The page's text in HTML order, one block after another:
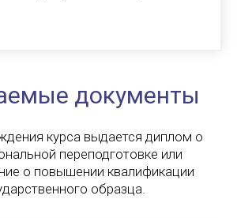
документы
курса выдается диплом о
переподготовке или
о повышении квалификации
образца.